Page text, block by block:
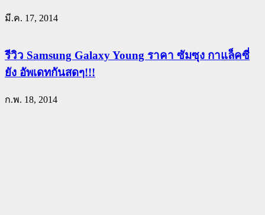
มี.ค. 17, 2014
รีวิว Samsung Galaxy Young ราคา ซัมซุง กาแล็คซี่
ยัง อัพเดทกันสดๆ!!!
ก.พ. 18, 2014